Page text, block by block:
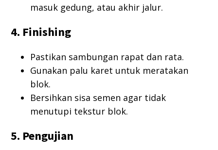
masuk gedung, atau akhir jalur.
4. Finishing
Pastikan sambungan rapat dan rata.
Gunakan palu karet untuk meratakan
blok.
Bersihkan sisa semen agar tidak
menutupi tekstur blok.
5. Pengujian